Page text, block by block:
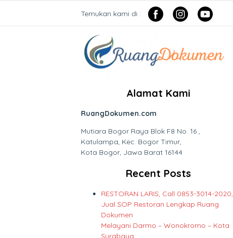
Temukan kami di :
Alamat Kami
RuangDokumen.com
Mutiara Bogor Raya Blok F8 No. 16 ,
Katulampa, Kec. Bogor Timur,
Kota Bogor, Jawa Barat 16144
Recent Posts
RESTORAN LARIS, Call 0853-3014-2020,
Jual SOP Restoran Lengkap Ruang
Dokumen
Melayani Darmo – Wonokromo – Kota
Surabaya